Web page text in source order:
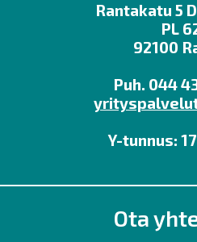
Rantakatu 5
PL
92100
Puh. 044
Y-tunnus:
Ota